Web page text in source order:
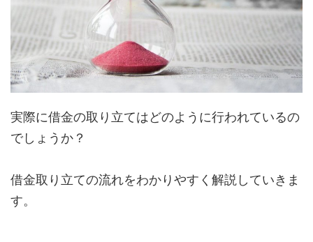
実際に借金の取り立てはどのように行われているの
でしょうか？
借金取り立ての流れをわかりやすく解説していきま
す。